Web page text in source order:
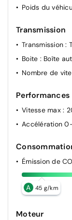
Poids du
Transmission
Transmission:
Boite : Boîte
Nombre de
Performances
Vitesse max :
Accélération
Émission de
A 45 g/km
Moteur